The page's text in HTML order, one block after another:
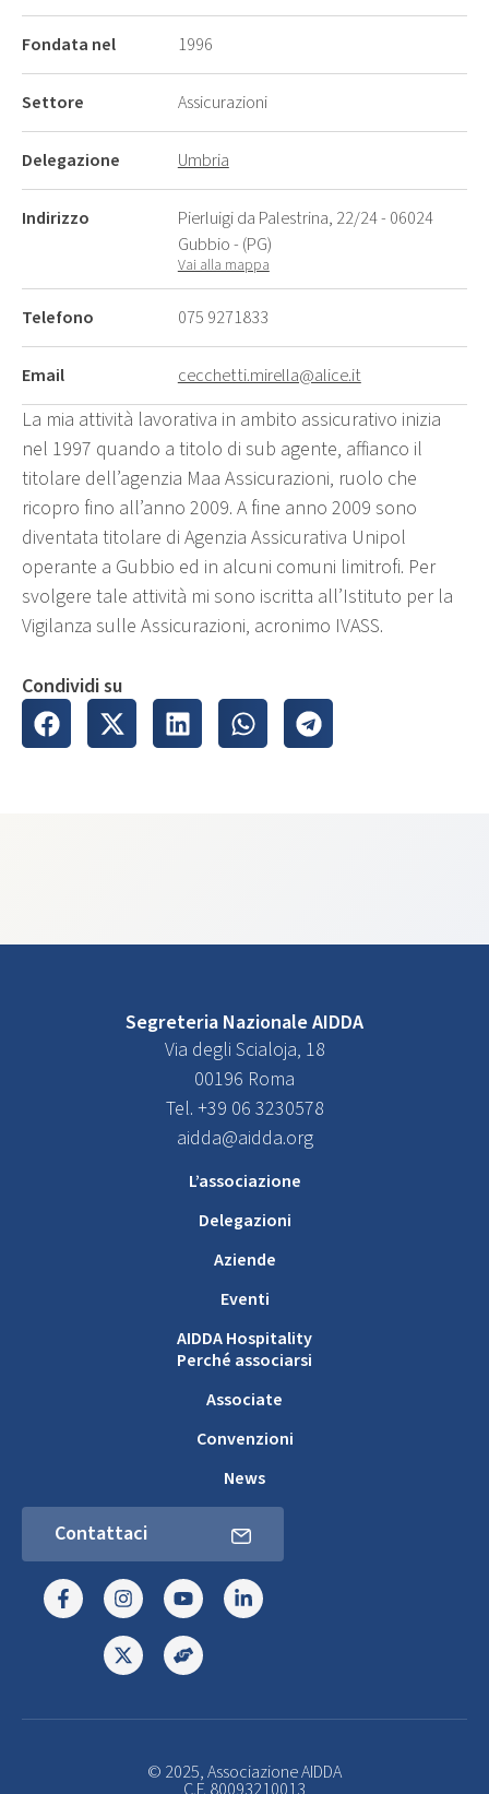
Fondata nel 1996
Settore Assicurazioni
Delegazione Umbria
Indirizzo
Pierluigi da Palestrina, 22/24 - 06024
Gubbio - (PG)
Vai alla mappa
Telefono 075 9271833
Email cecchetti.mirella@alice.it
La mia attività lavorativa in ambito assicurativo inizia
nel 1997 quando a titolo di sub agente, affianco il
titolare dell’agenzia Maa Assicurazioni, ruolo che
ricopro fino all’anno 2009. A fine anno 2009 sono
diventata titolare di Agenzia Assicurativa Unipol
operante a Gubbio ed in alcuni comuni limitrofi. Per
svolgere tale attività mi sono iscritta all’Istituto per la
Vigilanza sulle Assicurazioni, acronimo IVASS.
Condividi su
Segreteria Nazionale AIDDA
Via degli Scialoja, 18
00196 Roma
Tel. +39 06 3230578
aidda@aidda.org
L’associazione
Delegazioni
Aziende
Eventi
AIDDA Hospitality
Perché associarsi
Associate
Convenzioni
News
Contattaci
© 2025, Associazione AIDDA